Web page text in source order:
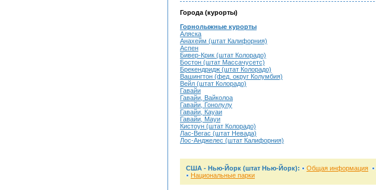
Города (курорты)
Горнолыжные курорты
Аляска
Анахейм (штат Калифорния)
Аспен
Бивер-Крик (штат Колорадо)
Бостон (штат Массачусетс)
Брекендридж (штат Колорадо)
Вашингтон (фед. округ Колумбия)
Вейл (штат Колорадо)
Гавайи
Гавайи, Вайколоа
Гавайи, Гонолулу
Гавайи, Кауаи
Гавайи, Мауи
Кистоун (штат Колорадо)
Лас-Вегас (штат Невада)
Лос-Анджелес (штат Калифорния)
США - Нью-Йорк (штат Нью-Йорк): Общая информация
Национальные парки